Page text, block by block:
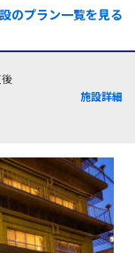
のプラン一覧を見る
施設詳細